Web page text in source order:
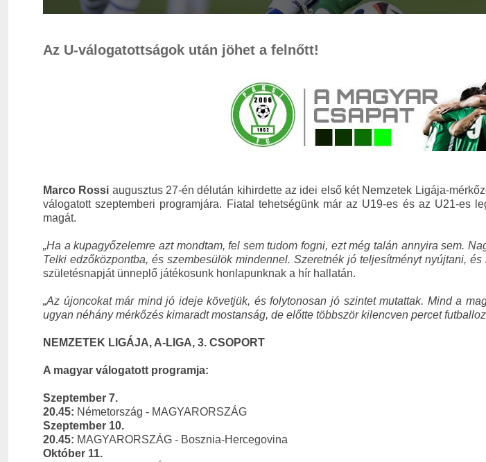
Az U-válogatottságok után jöhet a felnőtt!
Marco Rossi augusztus 27-én délután kihirdette az idei első két Nemzetek Ligája-
válogatott szeptemberi programjára. Fiatal tehetségünk már az U19-es és az U21-es
magát.
„Ha a kupagyőzelemre azt mondtam, fel sem tudom fogni, ezt még talán annyira sem.
Telki edzőközpontba, és szembesülök mindennel. Szeretnék jó teljesítményt nyújtani, és
születésnapját ünneplő játékosunk honlapunknak a hír hallatán.
„Az újoncokat már mind jó ideje követjük, és folytonosan jó szintet mutattak. Mind a
ugyan néhány mérkőzés kimaradt mostanság, de előtte többször kilencven percet
NEMZETEK LIGÁJA, A-LIGA, 3. CSOPORT
A magyar válogatott programja:
Szeptember 7.
20.45: Németország - MAGYARORSZÁG
Szeptember 10.
20.45: MAGYARORSZÁG - Bosznia-Hercegovina
Október 11.